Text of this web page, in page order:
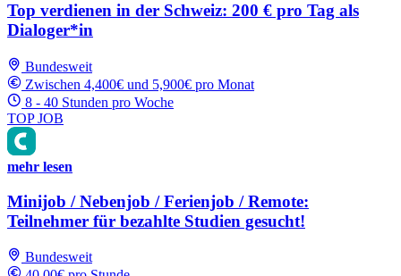
Top verdienen in der Schweiz: 200 € pro Tag als
Dialoger*in
Bundesweit
Zwischen 4,400€ und 5,900€ pro Monat
8 - 40 Stunden pro Woche
TOP JOB
mehr lesen
Minijob / Nebenjob / Ferienjob / Remote:
Teilnehmer für bezahlte Studien gesucht!
Bundesweit